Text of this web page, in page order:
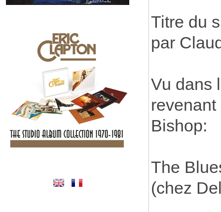
Titre du
par
Vu dans
Bishop:
The
(chez